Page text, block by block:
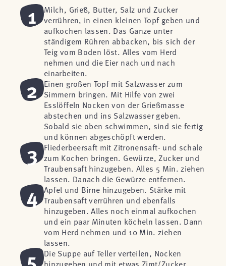
1
Milch, Grieß, Butter, Salz und Zucker
verrühren, in einen kleinen Topf geben und
aufkochen lassen. Das Ganze unter
ständigem Rühren abbacken, bis sich der
Teig vom Boden löst. Alles vom Herd
nehmen und die Eier nach und nach
einarbeiten.
2
Einen großen Topf mit Salzwasser zum
Simmern bringen. Mit Hilfe von zwei
Esslöffeln Nocken von der Grießmasse
abstechen und ins Salzwasser geben.
Sobald sie oben schwimmen, sind sie fertig
und können abgeschöpft werden.
3
Fliederbeersaft mit Zitronensaft- und schale
zum Kochen bringen. Gewürze, Zucker und
Traubensaft hinzugeben. Alles 5 Min. ziehen
lassen. Danach die Gewürze entfernen.
4 Apfel und Birne hinzugeben. Stärke mit
Traubensaft verrühren und ebenfalls
hinzugeben. Alles noch einmal aufkochen
und ein paar Minuten köcheln lassen. Dann
vom Herd nehmen und 10 Min. ziehen
lassen.
5
Die Suppe auf Teller verteilen, Nocken
hinzugeben und mit etwas Zimt/Zucker